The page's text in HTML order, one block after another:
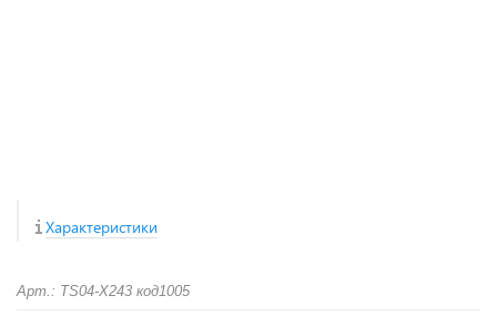
Характеристики
Арт.: TS04-X243 код1005